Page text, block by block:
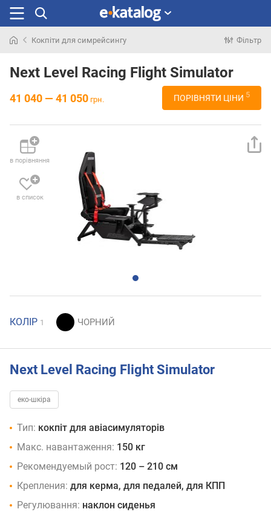
раніше
Кокпіти для симрейсингу Фільтр
Next Level Racing Flight Simulator
41 040 — 41 050 грн. ПОРІВНЯТИ ЦІНИ 5
в порівняння
в список
КОЛІР 1
Next Level Racing Flight Simulator
еко-шкіра
Тип: кокпіт для авіасимуляторів
Макс. навантаження: 150 кг
Рекомендуемый рост: 120 – 210 см
Крепления: для керма, для педалей, для КПП
Регулювання: наклон сиденья